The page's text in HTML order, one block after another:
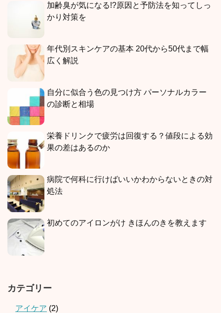
加齢臭が気になる!?原因と予防法を知ってしっ
かり対策を
年代別スキンケアの基本 20代から50代まで幅
広く解説
自分に似合う色の見つけ方 パーソナルカラー
の診断と相場
栄養ドリンクで疲労は回復する？値段による効
果の差はあるのか
病院で何科に行けばいいかわからないときの対
処法
初めてのアイロンがけ きほんのきを教えます
カテゴリー
アイケア (2)